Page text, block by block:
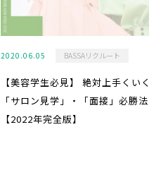
2020.06.05 BASSAリクルート
【美容学生必見】 絶対上手くいく
「サロン見学」・「面接」必勝法
【2022年完全版】